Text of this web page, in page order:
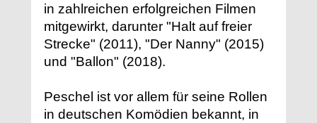
in zahlreichen erfolgreichen Filmen
mitgewirkt, darunter "Halt auf freier
Strecke" (2011), "Der Nanny" (2015)
und "Ballon" (2018).
Peschel ist vor allem für seine Rollen
in deutschen Komödien bekannt, in